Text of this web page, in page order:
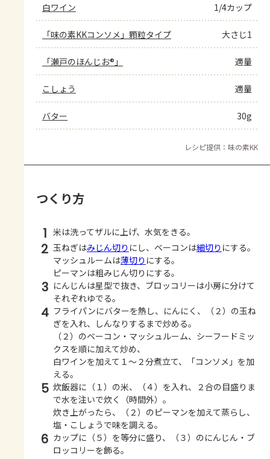
白ワイン 1/4カップ
「味の素KKコンソメ」顆粒タイプ 大さじ1
「瀬戸のほんじお®」 適量
こしょう 適量
バター 30g
レシピ提供：味の素KK
つくり方
1 米は洗ってザルに上げ、水気をきる。
2 玉ねぎはみじん切り にし、ベーコンは細切り にする。
マッシュルームは薄切り にする。
ピーマンは粗みじん切りにする。
3 にんじんは星型で抜き、ブロッコリーは小房に分けて
それぞれゆでる。
4 フライパンにバターを熱し、にんにく、（２）の玉ね
ぎを入れ、しんなりするまで炒める。
（２）のベーコン・マッシュルーム、シーフードミッ
クスを順に加えて炒め、
白ワインを加えて１～２分煮立て、「コンソメ」を加
える。
5 炊飯器に（１）の米、（４）を入れ、２合の目盛りま
で水を注いで炊く（時間外）。
炊き上がったら、（２）のピーマンを加えて蒸らし、
塩・こしょうで味を調える。
6 カップに（５）を等分に盛り、（３）のにんじん・ブ
ロッコリーを飾る。